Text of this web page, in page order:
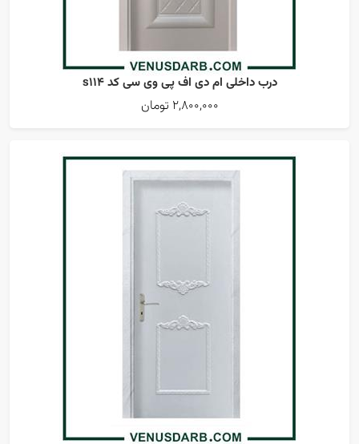
درب داخلی ام دی اف پی وی سی کد s114
2,800,000 تومان